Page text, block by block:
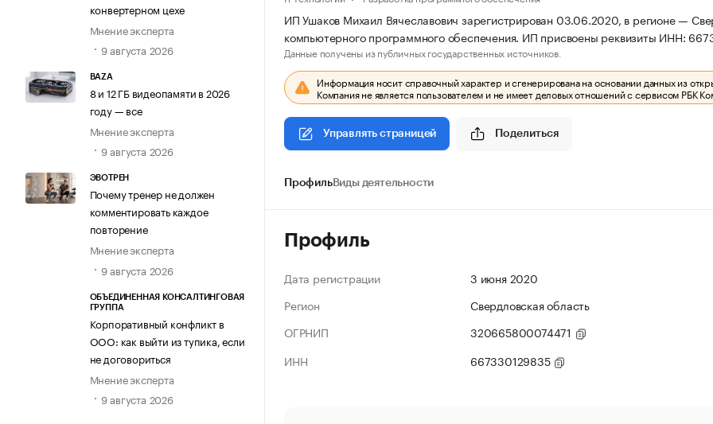
конвертерном цехе
Мнение эксперта
9 августа 2026
BAZA
8 и 12 ГБ видеопамяти в 2026
году — все
Мнение эксперта
9 августа 2026
ЭВОТРЕН
Почему тренер не должен
комментировать каждое
повторение
Мнение эксперта
9 августа 2026
ОБЪЕДИНЕННАЯ КОНСАЛТИНГОВАЯ
ГРУППА
Корпоративный конфликт в
ООО: как выйти из тупика, если
не договориться
Мнение эксперта
9 августа 2026
ИП Ушаков Михаил Вячеславович зарегистрирован 03.06.2020, в регионе —
компьютерного программного обеспечения. ИП присвоены реквизиты ИНН:
Данные получены из публичных государственных источников.
Информация носит справочный характер и сгенерирована на основании данных из
Компания не является пользователем и не имеет деловых отношений с сервисом РБК
Управлять страницей Поделиться
ПрофильВиды деятельности
Профиль
Дата регистрации
3 июня 2020
Регион
Свердловская область
ОГРНИП
320665800074471
ИНН
667330129835